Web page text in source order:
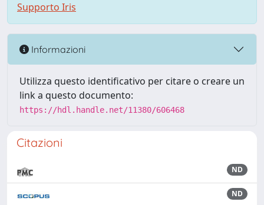
Supporto Iris
Informazioni
Utilizza questo identificativo per citare o creare un
link a questo documento:
https://hdl.handle.net/11380/606468
Citazioni
ND
ND